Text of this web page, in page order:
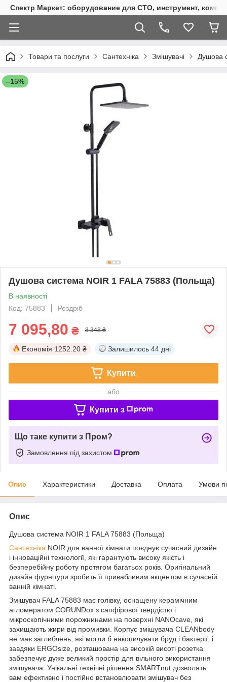
Спектр Маркет: оборудование для СТО, инструмент,
Товари та послуги Сантехніка Змішувачі Душова
–15%
Душова система NOIR 1 FALA 75883 (Польща)
В наявності
Код: 75883
Роздріб
7 095,80 ₴ 8 348 ₴
Економія 1252.20 ₴ Залишилось 44 дні
Купити
або
Купити з
Що таке купити з Пром?
Замовлення під захистом
Опис Характеристики Доставка Оплата Умови
Опис
Душова система NOIR 1 FALA 75883 (Польща)
Сантехніка NOIR для ванної кімнати поєднує сучасний дизайн
і інноваційні технології, які гарантують високу якість і
безперебійну роботу протягом багатьох років. Оригінальний
дизайн фурнітури зробить її привабливим акцентом в сучасній
ванній кімнаті.
Змішувач FALA 75883 має голівку, оснащену керамічним
агломератом CORUNDox з сапфірової твердістю і
мікроскопічними порожнинами на поверхні NANOcave, які
захищають жири від промивки. Корпус змішувача CLEANbody
не має заглиблень, які могли б накопичувати бруд і бактерії, і
завдяки ERGOsize, розташована на високій висоті розетка
забезпечує дуже великий простір для вільного використання
змішувача. Унікальні технічні рішення SMARTnut дозволять
вам ефективно і постійно встановлювати змішувач без